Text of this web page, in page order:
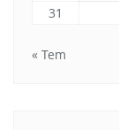
31
« Tem